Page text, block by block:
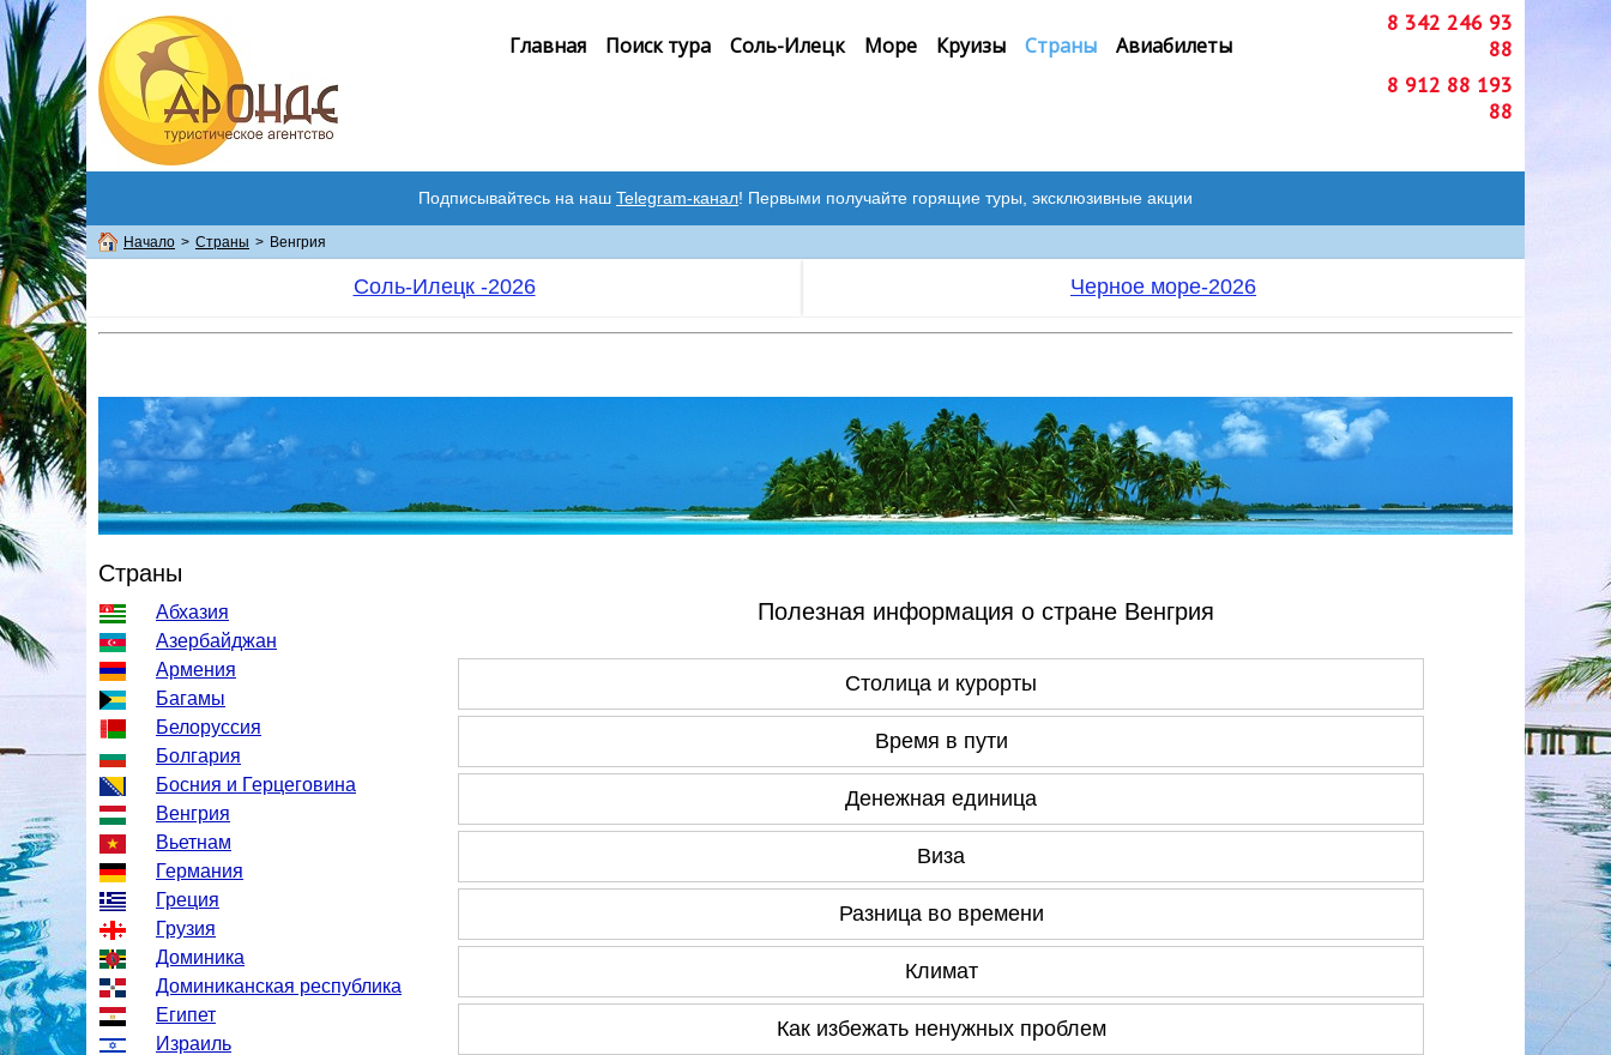
Главная Поиск тура Соль-Илецк Море Круизы Страны Авиабилеты
8 342 246 93
88
8 912 88 193
88
Подписывайтесь на наш Telegram-канал! Первыми получайте горящие туры, эксклюзивные акции
Начало > Страны > Венгрия
Соль-Илецк -2026 Черное море-2026
Страны
Абхазия
Азербайджан
Армения
Багамы
Белоруссия
Болгария
Босния и Герцеговина
Венгрия
Вьетнам
Германия
Греция
Грузия
Доминика
Доминиканская республика
Египет
Израиль
Полезная информация о стране Венгрия
Столица и курорты
Время в пути
Денежная единица
Виза
Разница во времени
Климат
Как избежать ненужных проблем